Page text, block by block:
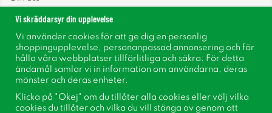
Nyhetsbrev
Om cookies
Vi skräddarsyr din upplevelse
Vi använder cookies för att ge dig en personlig
shoppingupplevelse, personanpassad annonsering och för
hålla våra webbplatser tillförlitliga och säkra. För detta
ändamål samlar vi in information om användarna, deras
mönster och deras enheter.
Klicka på "Okej" om du tillåter alla cookies eller välj vilka
cookies du tillåter och vilka du vill stänga av genom att